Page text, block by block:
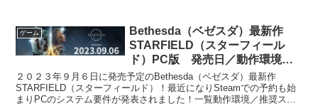
ゲーム
Bethesda（ベゼスダ）最新作
STARFIELD（スターフィール
ド）PC版 発売日／動作環境／
推奨スペックについて
２０２３年９月６日に発売予定のBethesda（ベゼスダ）最新作
STARFIELD（スターフィールド）！最近になりSteamでの予約も始
まりPCのシステム要件が発表されました！一覧動作環境／推奨スペ